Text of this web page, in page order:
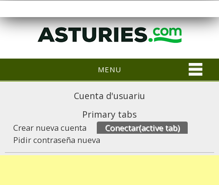
MENU
Cuenta d'usuariu
Primary tabs
Crear nueva cuenta Conectar(active tab)
Pidir contraseña nueva